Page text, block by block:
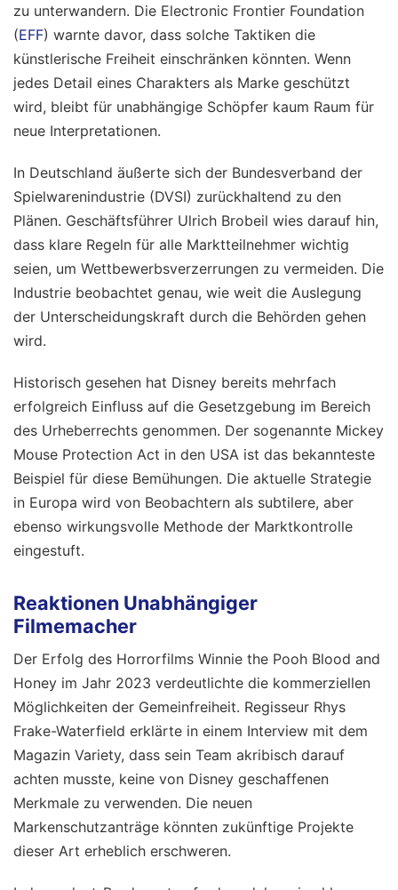
zu unterwandern. Die Electronic Frontier Foundation
(EFF) warnte davor, dass solche Taktiken die
künstlerische Freiheit einschränken könnten. Wenn
jedes Detail eines Charakters als Marke geschützt
wird, bleibt für unabhängige Schöpfer kaum Raum für
neue Interpretationen.
In Deutschland äußerte sich der Bundesverband der
Spielwarenindustrie (DVSI) zurückhaltend zu den
Plänen. Geschäftsführer Ulrich Brobeil wies darauf hin,
dass klare Regeln für alle Marktteilnehmer wichtig
seien, um Wettbewerbsverzerrungen zu vermeiden. Die
Industrie beobachtet genau, wie weit die Auslegung
der Unterscheidungskraft durch die Behörden gehen
wird.
Historisch gesehen hat Disney bereits mehrfach
erfolgreich Einfluss auf die Gesetzgebung im Bereich
des Urheberrechts genommen. Der sogenannte Mickey
Mouse Protection Act in den USA ist das bekannteste
Beispiel für diese Bemühungen. Die aktuelle Strategie
in Europa wird von Beobachtern als subtilere, aber
ebenso wirkungsvolle Methode der Marktkontrolle
eingestuft.
Reaktionen Unabhängiger
Filmemacher
Der Erfolg des Horrorfilms Winnie the Pooh Blood and
Honey im Jahr 2023 verdeutlichte die kommerziellen
Möglichkeiten der Gemeinfreiheit. Regisseur Rhys
Frake-Waterfield erklärte in einem Interview mit dem
Magazin Variety, dass sein Team akribisch darauf
achten musste, keine von Disney geschaffenen
Merkmale zu verwenden. Die neuen
Markenschutzanträge könnten zukünftige Projekte
dieser Art erheblich erschweren.